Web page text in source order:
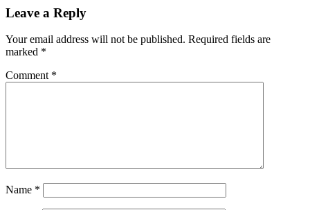
Leave a Reply
Your email address will not be published. Required fields are
marked *
Comment *
Name *